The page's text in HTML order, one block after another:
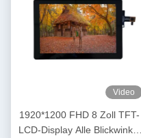
Video
1920*1200 FHD 8 Zoll TFT-
LCD-Display Alle Blickwinkel